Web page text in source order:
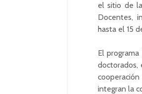
el sitio de la
Docentes,
hasta el 15
El
doctorados,
integran la